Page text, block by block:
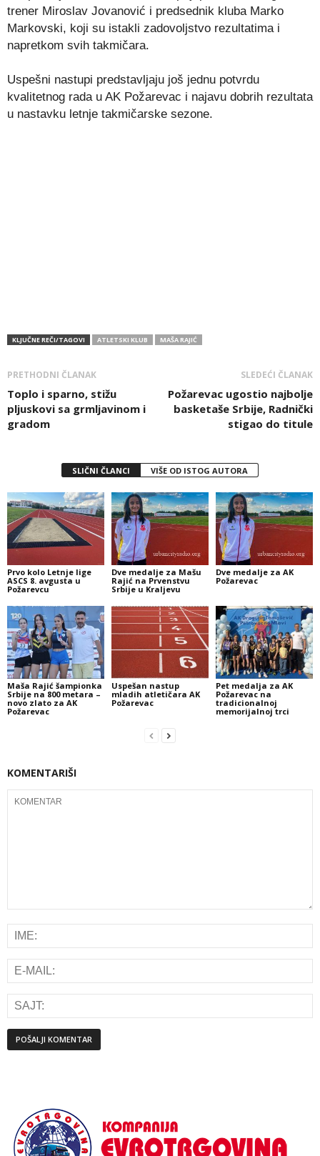
trener Miroslav Jovanović i predsednik kluba Marko
Markovski, koji su istakli zadovoljstvo rezultatima i
napretkom svih takmičara.
Uspešni nastupi predstavljaju još jednu potvrdu
kvalitetnog rada u AK Požarevac i najavu dobrih rezultata
u nastavku letnje takmičarske sezone.
KLJUČNE REČI/TAGOVI ATLETSKI KLUB MAŠA RAJIĆ
PRETHODNI ČLANAK
Toplo i sparno, stižu
pljuskovi sa grmljavinom i
gradom
SLEDEĆI ČLANAK
Požarevac ugostio najbolje
basketaše Srbije, Radnički
stigao do titule
SLIČNI ČLANCI VIŠE OD ISTOG AUTORA
Prvo kolo Letnje lige
ASCS 8. avgusta u
Požarevcu
Dve medalje za Mašu
Rajić na Prvenstvu
Srbije u Kraljevu
Dve medalje za AK
Požarevac
Maša Rajić šampionka
Srbije na 800 metara –
novo zlato za AK
Požarevac
Uspešan nastup
mladih atletičara AK
Požarevac
Pet medalja za AK
Požarevac na
tradicionalnoj
memorijalnoj trci
KOMENTARIŠI